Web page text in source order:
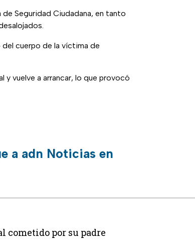
Seguridad Ciudadana, en tanto
cuerpo de la víctima de
vuelve a arrancar, lo que provocó
a adn Noticias en
cometido por su padre